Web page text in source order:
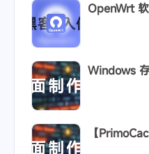
OpenWrt
Windows
【